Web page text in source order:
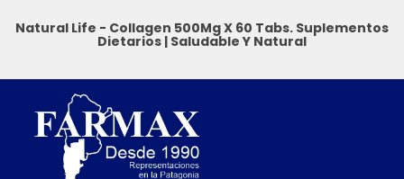
Natural Life - Collagen 500Mg X 60 Tabs. Suplementos
Dietarios | Saludable Y Natural